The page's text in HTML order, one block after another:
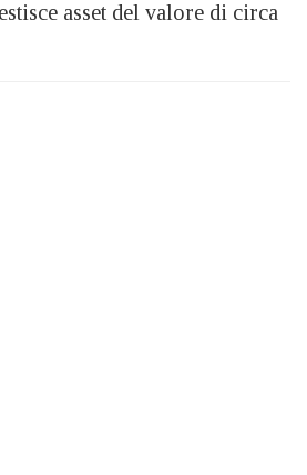
asset del valore di circa